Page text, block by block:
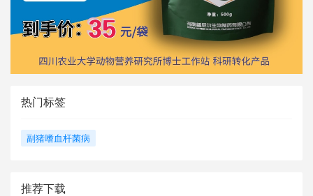
热门标签
副猪嗜血杆菌病
推荐下载